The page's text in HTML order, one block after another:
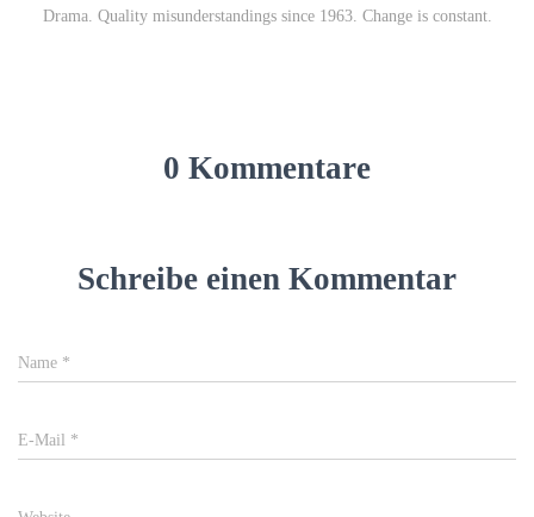
Drama. Quality misunderstandings since 1963. Change is constant.
0 Kommentare
Schreibe einen Kommentar
Name *
E-Mail *